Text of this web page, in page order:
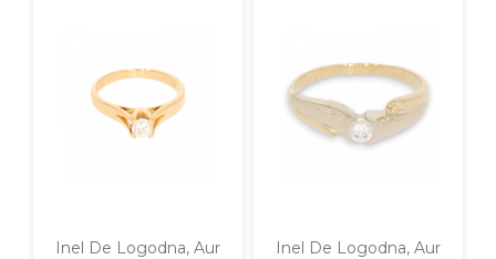
Inel De Logodna, Aur
Inel De Logodna, Aur